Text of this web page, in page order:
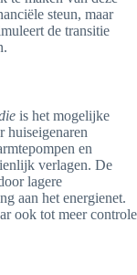
steun, maar
de transitie
is het mogelijke
huiseigenaren
en
verlagen. De
lagere
aan het energienet.
ook tot meer controle